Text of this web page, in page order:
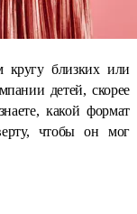
кругу близких или
детей, скорее
какой формат
чтобы он мог